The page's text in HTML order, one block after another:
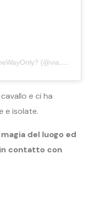
U
n post condiviso da Ila&Marco➡️OneWayOnly? (@viaggio.solo.andata)
e ci ha
e isolate.
del luogo ed
contatto con